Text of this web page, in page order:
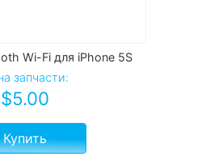
Wi-Fi для iPhone 5S
запчасти:
$5.00
Купить